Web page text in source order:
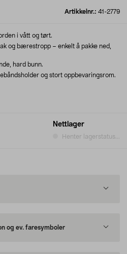
Artikkelnr.: 41-2779
Nettlager
Henter lagerstatus...
i vått og tørt.
og bærestropp – enkelt å pakke ned,
hard bunn.
og stort oppbevaringsrom.
og ev. faresymboler